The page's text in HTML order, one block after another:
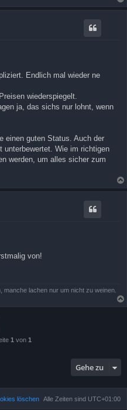
Endlich mal wieder ne
wiederspiegelt.
ja, das sichs nur lohnt, wenn
einen guten Status. Auch der
unterbewertet. Wie im richtigen
werden, um alles sicher zum
von!
manche lachen nur um nicht zu weinen.
1 von 1
Gehe zu
Alle Zeiten sind UTC+01:00
löschen